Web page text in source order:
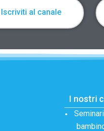
Iscriviti al canale
I nostri